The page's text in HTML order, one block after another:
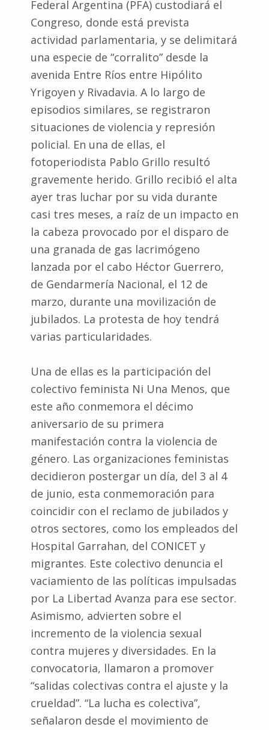
Federal Argentina (PFA) custodiará el
Congreso, donde está prevista
actividad parlamentaria, y se delimitará
una especie de “corralito” desde la
avenida Entre Ríos entre Hipólito
Yrigoyen y Rivadavia. A lo largo de
episodios similares, se registraron
situaciones de violencia y represión
policial. En una de ellas, el
fotoperiodista Pablo Grillo resultó
gravemente herido. Grillo recibió el alta
ayer tras luchar por su vida durante
casi tres meses, a raíz de un impacto en
la cabeza provocado por el disparo de
una granada de gas lacrimógeno
lanzada por el cabo Héctor Guerrero,
de Gendarmería Nacional, el 12 de
marzo, durante una movilización de
jubilados. La protesta de hoy tendrá
varias particularidades.
Una de ellas es la participación del
colectivo feminista Ni Una Menos, que
este año conmemora el décimo
aniversario de su primera
manifestación contra la violencia de
género. Las organizaciones feministas
decidieron postergar un día, del 3 al 4
de junio, esta conmemoración para
coincidir con el reclamo de jubilados y
otros sectores, como los empleados del
Hospital Garrahan, del CONICET y
migrantes. Este colectivo denuncia el
vaciamiento de las políticas impulsadas
por La Libertad Avanza para ese sector.
Asimismo, advierten sobre el
incremento de la violencia sexual
contra mujeres y diversidades. En la
convocatoria, llamaron a promover
“salidas colectivas contra el ajuste y la
crueldad”. “La lucha es colectiva”,
señalaron desde el movimiento de